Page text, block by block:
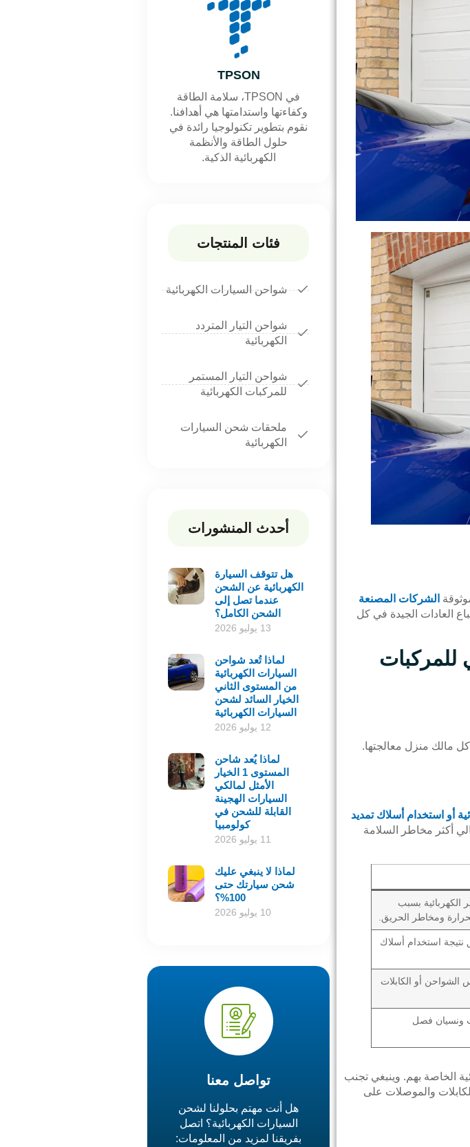
الشركات المصنعة
العادات الجيدة في كل
للمركبات
مالك منزل معالجتها.
أو استخدام أسلاك تمديد
أكثر مخاطر السلامة
الكهربائية بسبب
ومخاطر الحريق.
استخدام أسلاك
أو الكابلات
ونسيان فصل
الخاصة بهم. وينبغي تجنب
والموصلات على
TPSON
في TPSON، سلامة الطاقة
وكفاءتها واستدامتها هي أهدافنا.
نقوم بتطوير تكنولوجيا رائدة في
حلول الطاقة والأنظمة
الكهربائية الذكية.
فئات المنتجات
شواحن السيارات الكهربائية
شواحن التيار المتردد
الكهربائية
شواحن التيار المستمر
للمركبات الكهربائية
ملحقات شحن السيارات
الكهربائية
أحدث المنشورات
هل تتوقف السيارة
الكهربائية عن الشحن
عندما تصل إلى
الشحن الكامل؟
13 يوليو 2026
لماذا تُعد شواحن
السيارات الكهربائية
من المستوى الثاني
الخيار السائد لشحن
السيارات الكهربائية
12 يوليو 2026
لماذا يُعد شاحن
المستوى 1 الخيار
الأمثل لمالكي
السيارات الهجينة
القابلة للشحن في
كولومبيا
11 يوليو 2026
لماذا لا ينبغي عليك
شحن سيارتك حتى
100%؟
10 يوليو 2026
تواصل معنا
هل أنت مهتم بحلولنا لشحن
السيارات الكهربائية؟ اتصل
بفريقنا لمزيد من المعلومات: